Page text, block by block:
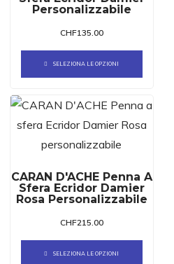
Personalizzabile
CHF135.00
SELEZIONA LE OPZIONI
CARAN D'ACHE Penna A
Sfera Ecridor Damier
Rosa Personalizzabile
CHF215.00
SELEZIONA LE OPZIONI